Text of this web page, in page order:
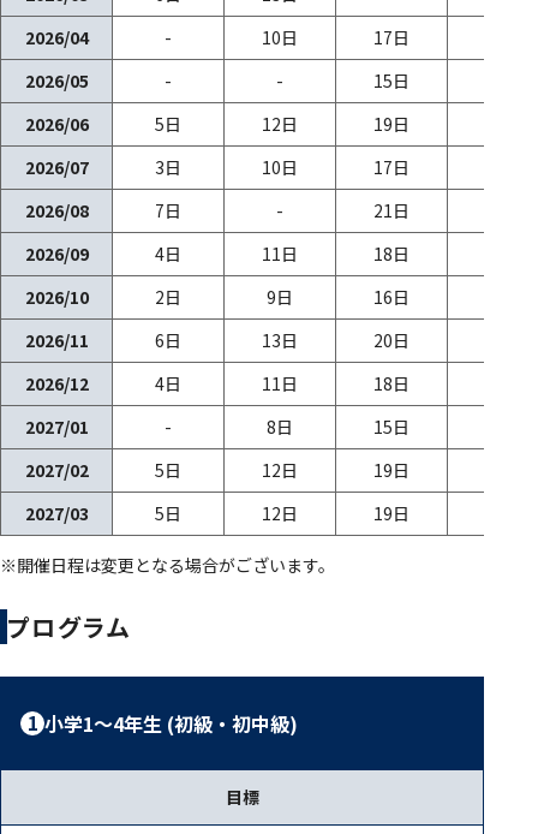
2026/04
- 10日 17日
2026/05
- - 15日
2026/06
5日 12日 19日
2026/07
3日 10日 17日
2026/08
7日 - 21日
2026/09
4日 11日 18日
2026/10
2日 9日 16日
2026/11
6日 13日 20日
2026/12
4日 11日 18日
2027/01
- 8日 15日
2027/02
5日 12日 19日
2027/03
5日 12日 19日
※開催日程は変更となる場合がございます。
プログラム
1 小学1～4年生 (初級・初中級)
目標